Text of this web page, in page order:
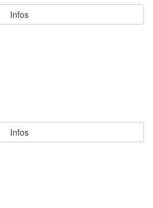
Infos
Infos